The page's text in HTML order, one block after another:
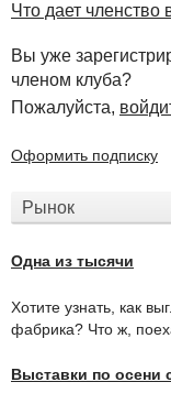
Что дает членство
Вы уже
членом клуба?
Пожалуйста,
Оформить подписку
Рынок
Одна из тысячи
Хотите узнать, как
фабрика? Что ж,
Выставки по осени